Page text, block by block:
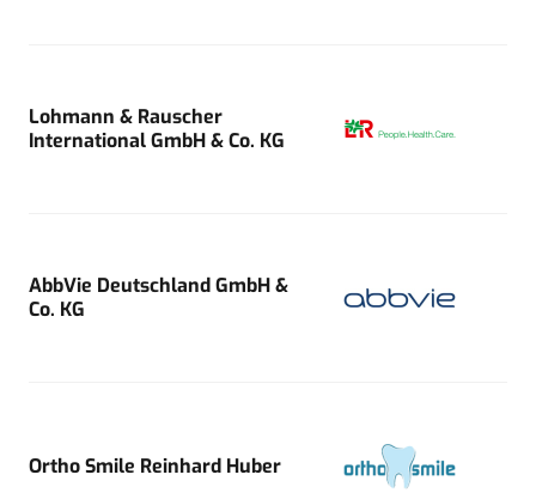
Lohmann & Rauscher
International GmbH & Co. KG
AbbVie Deutschland GmbH &
Co. KG
Ortho Smile Reinhard Huber